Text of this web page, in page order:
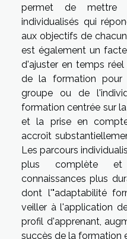
permet de mettre
individualisés qui
aux objectifs de
est également un
d'ajuster en temps
de la formation pour
groupe ou de
formation centrée sur
et la prise en
accroît
Les parcours
plus complète et
connaissances plus
dont l'"adaptabilité
veiller à l'application
profil d'apprenant,
succès de la formation